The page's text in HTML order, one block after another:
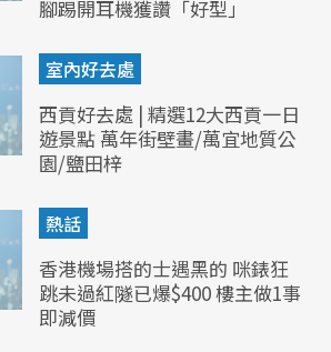
腳踢開耳機獲讚「好型」
室內好去處
西貢好去處 | 精選12大西貢一日
遊景點 萬年街壁畫/萬宜地質公
園/鹽田梓
熱話
香港機場搭的士遇黑的 咪錶狂
跳未過紅隧已爆$400 樓主做1事
即減價